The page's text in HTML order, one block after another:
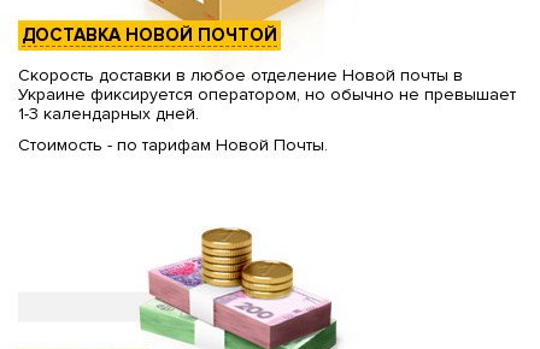
ДОСТАВКА НОВОЙ ПОЧТОЙ
Скорость доставки в любое отделение Новой почты в
Украине фиксируется оператором, но обычно не превышает
1-3 календарных дней.
Стоимость - по тарифам Новой Почты.